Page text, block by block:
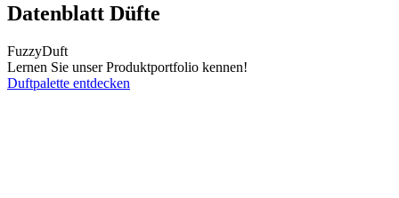
Datenblatt Düfte
FuzzyDuft
Lernen Sie unser Produktportfolio kennen!
Duftpalette entdecken